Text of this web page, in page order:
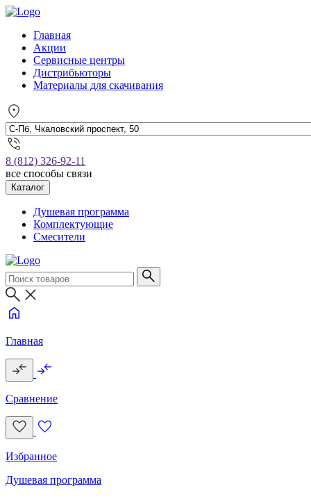
Главная
Акции
Сервисные центры
Дистрибьюторы
Материалы для скачивания
8 (812) 326-92-11
все способы связи
Каталог
Душевая программа
Комплектующие
Смесители
Главная
Сравнение
Избранное
Душевая программа